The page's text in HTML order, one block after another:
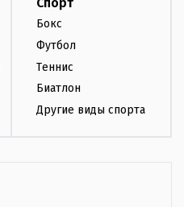
Бокс
Футбол
Теннис
Биатлон
Другие виды спорта